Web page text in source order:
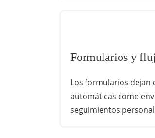
Formularios y
Los formularios dejan
automáticas como
seguimientos